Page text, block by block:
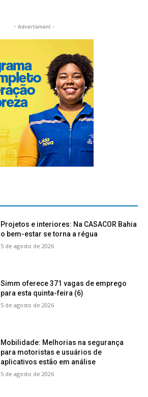
- Advertisment -
Projetos e interiores: Na CASACOR Bahia
o bem-estar se torna a régua
5 de agosto de 2026
Simm oferece 371 vagas de emprego
para esta quinta-feira (6)
5 de agosto de 2026
Mobilidade: Melhorias na segurança
para motoristas e usuários de
aplicativos estão em análise
5 de agosto de 2026